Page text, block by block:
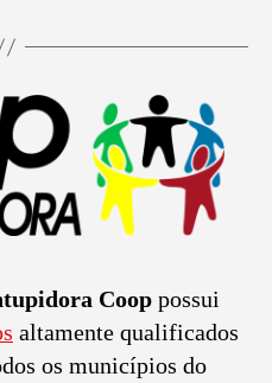
Cooppossui
altamente qualificados
os municípios do